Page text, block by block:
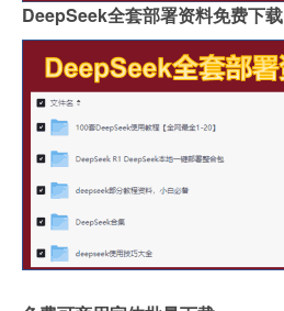
DeepSeek全套部署资料免费下载